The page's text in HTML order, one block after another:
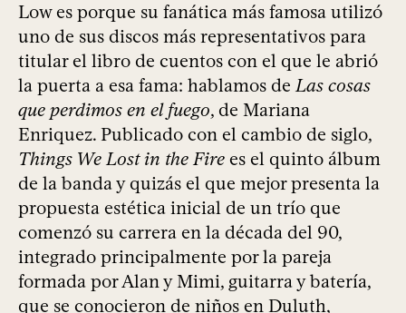
Low es porque su fanática más famosa utilizó
uno de sus discos más representativos para
titular el libro de cuentos con el que le abrió
la puerta a esa fama: hablamos de Las cosas
que perdimos en el fuego, de Mariana
Enriquez. Publicado con el cambio de siglo,
Things We Lost in the Fire es el quinto álbum
de la banda y quizás el que mejor presenta la
propuesta estética inicial de un trío que
comenzó su carrera en la década del 90,
integrado principalmente por la pareja
formada por Alan y Mimi, guitarra y batería,
que se conocieron de niños en Duluth,